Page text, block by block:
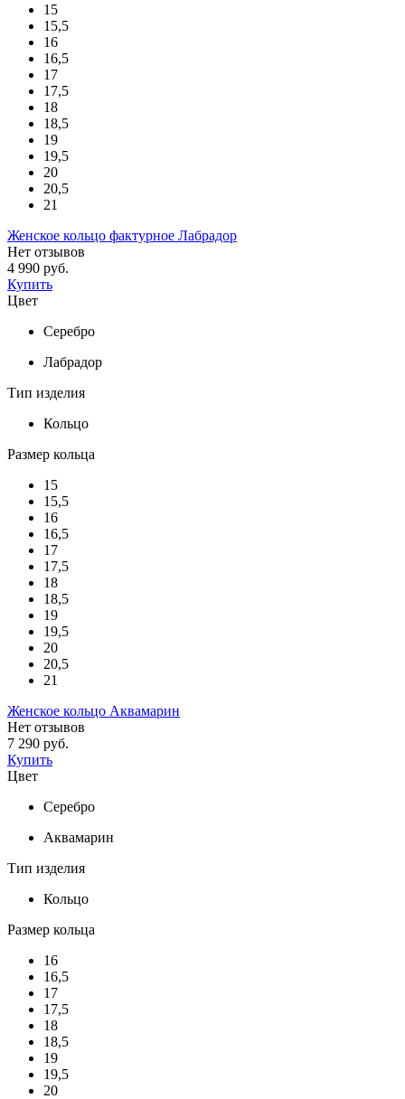
15
15,5
16
16,5
17
17,5
18
18,5
19
19,5
20
20,5
21
Женское кольцо фактурное Лабрадор
Нет отзывов
4 990 руб.
Купить
Цвет
Серебро
Лабрадор
Тип изделия
Кольцо
Размер кольца
15
15,5
16
16,5
17
17,5
18
18,5
19
19,5
20
20,5
21
Женское кольцо Аквамарин
Нет отзывов
7 290 руб.
Купить
Цвет
Серебро
Аквамарин
Тип изделия
Кольцо
Размер кольца
16
16,5
17
17,5
18
18,5
19
19,5
20